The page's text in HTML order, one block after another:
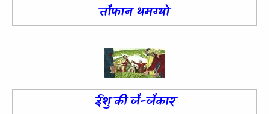
तौफान थमग्यो
ईशु की जै-जैकार